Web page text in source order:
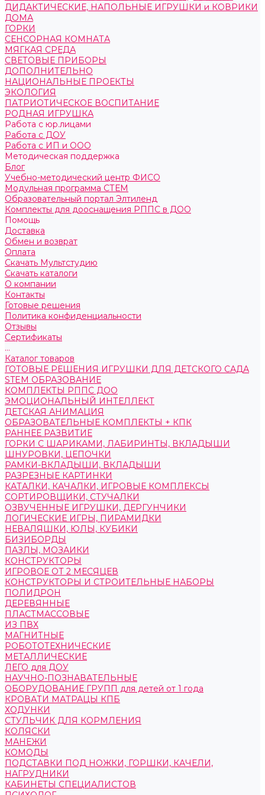
ДИДАКТИЧЕСКИЕ, НАПОЛЬНЫЕ ИГРУШКИ и КОВРИКИ
ДОМА
ГОРКИ
СЕНСОРНАЯ КОМНАТА
МЯГКАЯ СРЕДА
СВЕТОВЫЕ ПРИБОРЫ
ДОПОЛНИТЕЛЬНО
НАЦИОНАЛЬНЫЕ ПРОЕКТЫ
ЭКОЛОГИЯ
ПАТРИОТИЧЕСКОЕ ВОСПИТАНИЕ
РОДНАЯ ИГРУШКА
Работа с юр.лицами
Работа с ДОУ
Работа с ИП и ООО
Методическая поддержка
Блог
Учебно-методический центр ФИСО
Модульная программа СТЕМ
Образовательный портал Элтиленд
Комплекты для дооснащения РППС в ДОО
Помощь
Доставка
Обмен и возврат
Оплата
Скачать Мультстудию
Скачать каталоги
О компании
Контакты
Готовые решения
Политика конфиденциальности
Отзывы
Сертификаты
...
Каталог товаров
ГОТОВЫЕ РЕШЕНИЯ ИГРУШКИ ДЛЯ ДЕТСКОГО САДА
STEM ОБРАЗОВАНИЕ
КОМПЛЕКТЫ РППС ДОО
ЭМОЦИОНАЛЬНЫЙ ИНТЕЛЛЕКТ
ДЕТСКАЯ АНИМАЦИЯ
ОБРАЗОВАТЕЛЬНЫЕ КОМПЛЕКТЫ + КПК
РАННЕЕ РАЗВИТИЕ
ГОРКИ С ШАРИКАМИ, ЛАБИРИНТЫ, ВКЛАДЫШИ
ШНУРОВКИ, ЦЕПОЧКИ
РАМКИ-ВКЛАДЫШИ, ВКЛАДЫШИ
РАЗРЕЗНЫЕ КАРТИНКИ
КАТАЛКИ, КАЧАЛКИ, ИГРОВЫЕ КОМПЛЕКСЫ
СОРТИРОВЩИКИ, СТУЧАЛКИ
ОЗВУЧЕННЫЕ ИГРУШКИ, ДЕРГУНЧИКИ
ЛОГИЧЕСКИЕ ИГРЫ, ПИРАМИДКИ
НЕВАЛЯШКИ, ЮЛЫ, КУБИКИ
БИЗИБОРДЫ
ПАЗЛЫ, МОЗАИКИ
КОНСТРУКТОРЫ
ИГРОВОЕ ОТ 2 МЕСЯЦЕВ
КОНСТРУКТОРЫ И СТРОИТЕЛЬНЫЕ НАБОРЫ
ПОЛИДРОН
ДЕРЕВЯННЫЕ
ПЛАСТМАССОВЫЕ
ИЗ ПВХ
МАГНИТНЫЕ
РОБОТОТЕХНИЧЕСКИЕ
МЕТАЛЛИЧЕСКИЕ
ЛЕГО для ДОУ
НАУЧНО-ПОЗНАВАТЕЛЬНЫЕ
ОБОРУДОВАНИЕ ГРУПП для детей от 1 года
КРОВАТИ МАТРАЦЫ КПБ
ХОДУНКИ
СТУЛЬЧИК ДЛЯ КОРМЛЕНИЯ
КОЛЯСКИ
МАНЕЖИ
КОМОДЫ
ПОДСТАВКИ ПОД НОЖКИ, ГОРШКИ, КАЧЕЛИ,
НАГРУДНИКИ
КАБИНЕТЫ СПЕЦИАЛИСТОВ